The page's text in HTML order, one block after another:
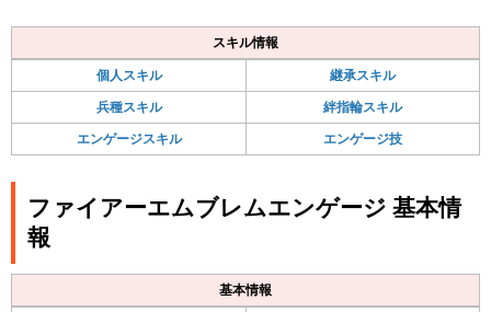
スキル情報
個人スキル
継承スキル
兵種スキル
絆指輪スキル
エンゲージスキル
エンゲージ技
ファイアーエムブレムエンゲージ 基本情
報
基本情報